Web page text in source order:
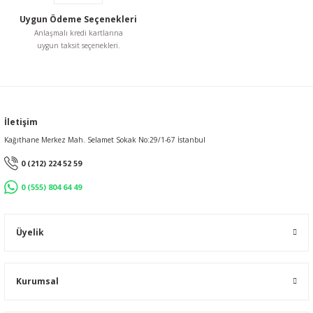
Uygun Ödeme Seçenekleri
Anlaşmalı kredi kartlarına
uygun taksit seçenekleri.
İletişim
Kağıthane Merkez Mah. Selamet Sokak No:29/1-67 İstanbul
0 (212) 224 52 59
0 (555) 804 64 49
Üyelik
Kurumsal